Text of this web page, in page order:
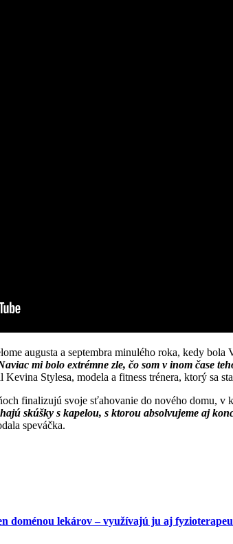
augusta a septembra minulého roka, kedy bola
mi bolo extrémne zle, čo som v inom čase
Stylesa, modela a fitness trénera, ktorý sa
finalizujú svoje sťahovanie do nového domu,
skúšky s kapelou, s ktorou absolvujeme aj
speváčka.
doménou lekárov – využívajú ju aj